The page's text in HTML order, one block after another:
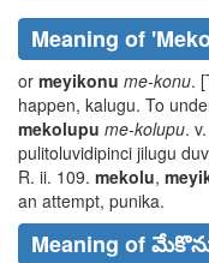
Meaning of
or meyikonu me-konu.
happen, kalugu. To
mekolupu me-kolupu.
pulitoluvidipinci jilugu
R. ii. 109. mekolu,
an attempt, punika.
Meaning of